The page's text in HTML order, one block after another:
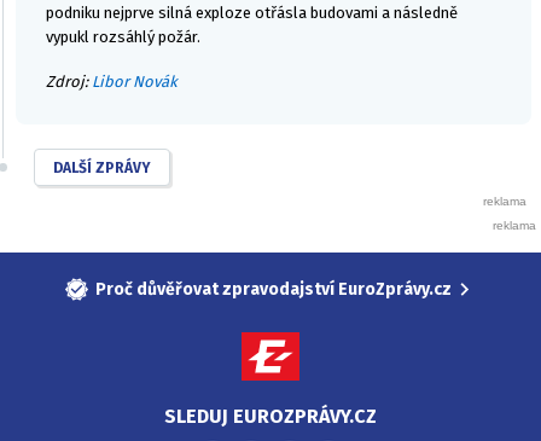
podniku nejprve silná exploze otřásla budovami a následně
vypukl rozsáhlý požár.
Zdroj: Libor Novák
DALŠÍ ZPRÁVY
Proč důvěřovat zpravodajství EuroZprávy.cz
SLEDUJ EUROZPRÁVY.CZ